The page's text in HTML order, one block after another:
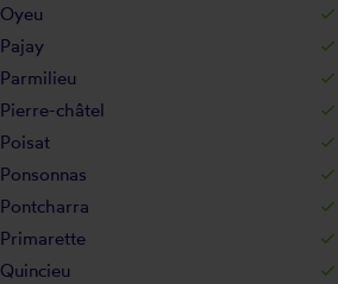
Oyeu
Pajay
Parmilieu
Pierre-châtel
Poisat
Ponsonnas
Pontcharra
Primarette
Quincieu